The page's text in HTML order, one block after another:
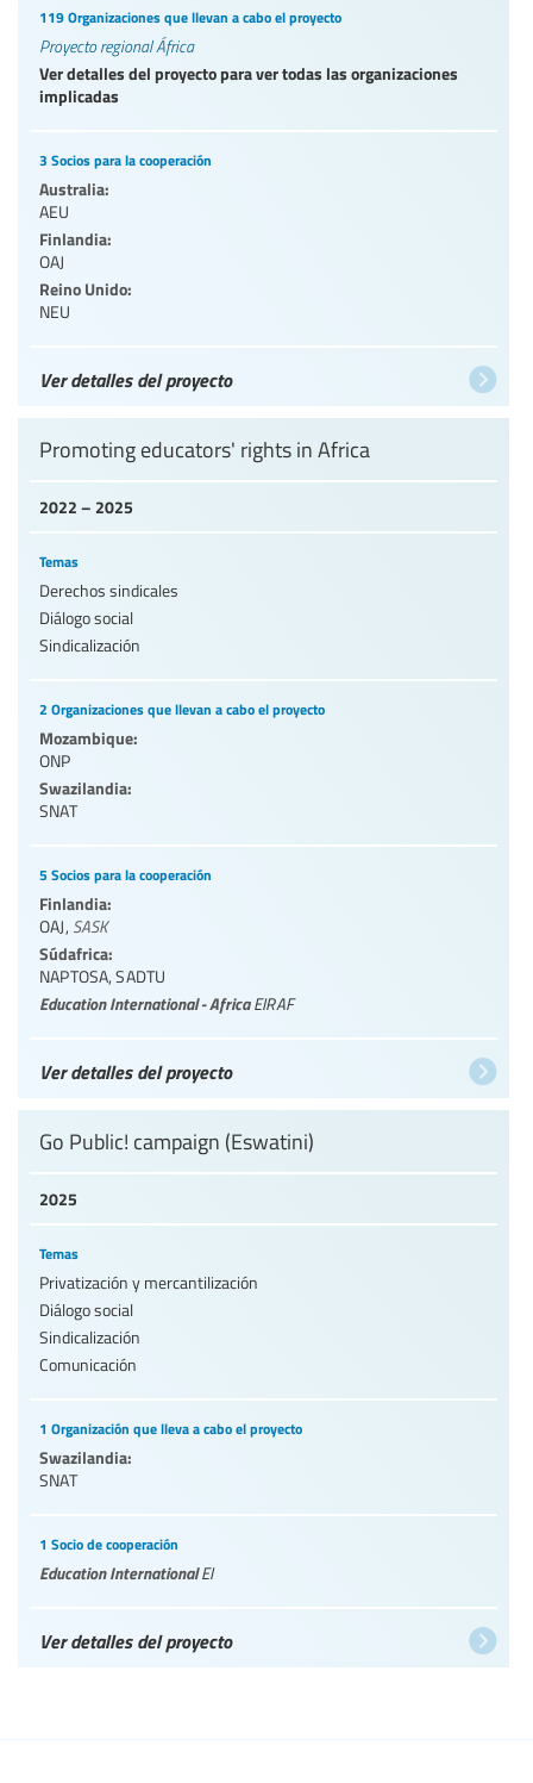
119 Organizaciones que llevan a cabo el proyecto
Proyecto regional África
Ver detalles del proyecto para ver todas las organizaciones
implicadas
3 Socios para la cooperación
Australia:
AEU
Finlandia:
OAJ
Reino Unido:
NEU
Ver detalles del proyecto
2022 – 2025
Promoting educators' rights in Africa
Temas
Derechos sindicales
Diálogo social
Sindicalización
2 Organizaciones que llevan a cabo el proyecto
Mozambique:
ONP
Swazilandia:
SNAT
5 Socios para la cooperación
Finlandia:
OAJ, SASK
Súdafrica:
NAPTOSA,SADTU
Education International - AfricaEIRAF
Ver detalles del proyecto
2025
Go Public! campaign (Eswatini)
Temas
Privatización y mercantilización
Diálogo social
Sindicalización
Comunicación
1 Organización que lleva a cabo el proyecto
Swazilandia:
SNAT
1 Socio de cooperación
Education InternationalEI
Ver detalles del proyecto